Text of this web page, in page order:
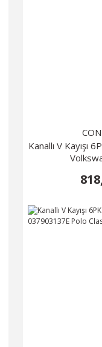
Kanallı V Kayışı